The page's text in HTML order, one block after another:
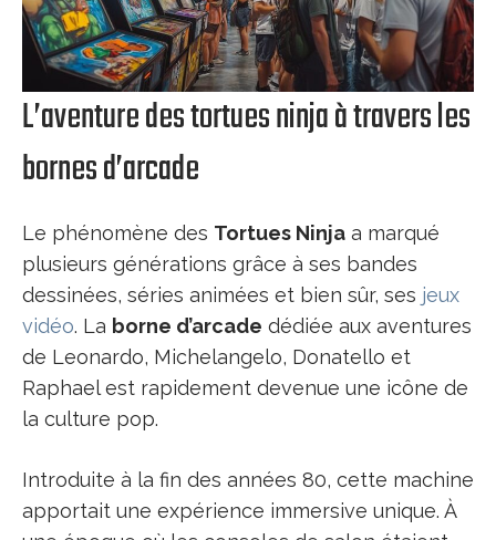
L’aventure des tortues ninja à travers les
bornes d’arcade
Le phénomène des Tortues Ninja a marqué
plusieurs générations grâce à ses bandes
dessinées, séries animées et bien sûr, ses jeux
vidéo. La borne d’arcade dédiée aux aventures
de Leonardo, Michelangelo, Donatello et
Raphael est rapidement devenue une icône de
la culture pop.
Introduite à la fin des années 80, cette machine
apportait une expérience immersive unique. À